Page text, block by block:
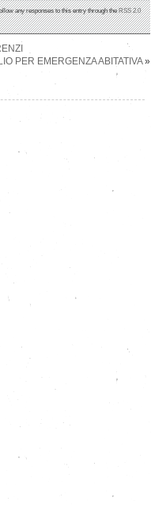
any responses to this entry through theRSS 2.0
PER EMERGENZA ABITATIVA»